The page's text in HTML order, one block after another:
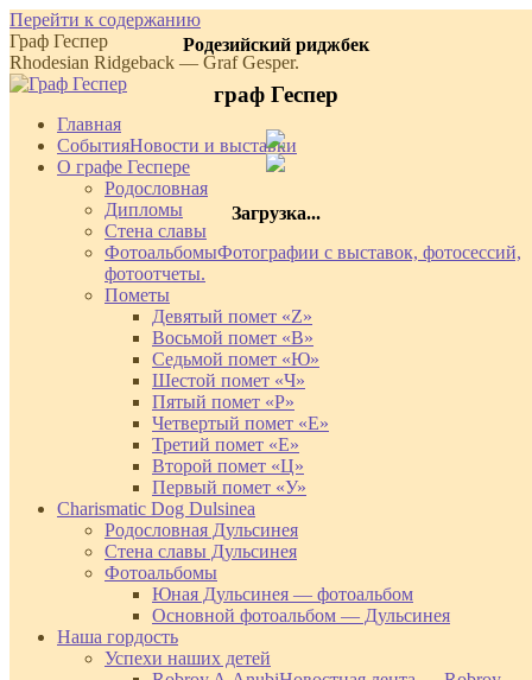
Родезийский риджбек
граф Геспер
Загрузка...
Перейти к содержанию
Граф Геспер
Rhodesian Ridgeback — Graf Gesper.
Главная
СобытияНовости и выставки
О графе Геспере
Родословная
Дипломы
Стена славы
ФотоальбомыФотографии с выставок, фотосессий,
фотоотчеты.
Пометы
Девятый помет «Z»
Восьмой помет «В»
Седьмой помет «Ю»
Шестой помет «Ч»
Пятый помет «Р»
Четвертый помет «Е»
Третий помет «Е»
Второй помет «Ц»
Первый помет «У»
Charismatic Dog Dulsinea
Родословная Дульсинея
Стена славы Дульсинея
Фотоальбомы
Юная Дульсинея — фотоальбом
Основной фотоальбом — Дульсинея
Наша гордость
Успехи наших детей